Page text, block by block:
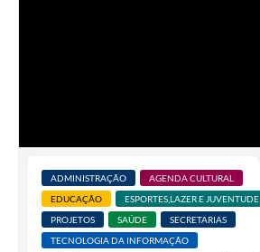
ADMINISTRAÇÃO
AGENDA CULTURAL
EDUCAÇÃO
ESPORTES,LAZER E JUVENTUDE
PROJETOS
SAÚDE
SECRETARIAS
TECNOLOGIA DA INFORMAÇÃO